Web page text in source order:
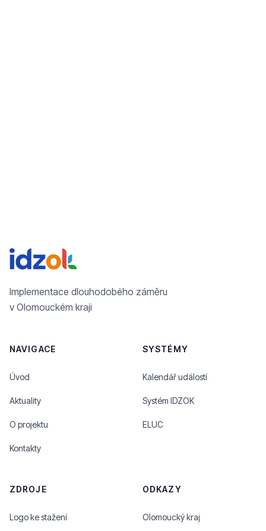
Implementace dlouhodobého záměru
v Olomouckém kraji
NAVIGACE
Úvod
Aktuality
O projektu
Kontakty
SYSTÉMY
Kalendář událostí
Systém IDZOK
ELUC
ZDROJE
Logo ke stažení
ODKAZY
Olomoucký kraj